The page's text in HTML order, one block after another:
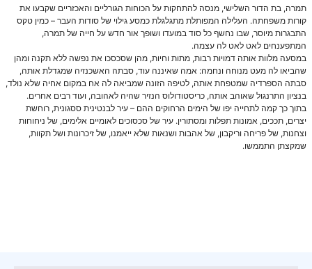
תמרה, בת הדור השלישי, מנסה להתחקות על הכוחות הגורליים והאכזריים שקבעו את
קורות משפחתה. העלילה המפותלת מתגלגלת כמסע גילוי של סודות העבר – כמין טקס
התבגרות מיוסר, שבו נחשף כל סוד במועדו ושופך אור חדש על חייה של תמרה,
המתפענחים לאט לאט לה עצמה.
במסעה מלוות אותה דמויות רבות, מתות וחיות, מהן שסכסכו את נפשה ללא תקנה ומהן
שהביאו לה מעט מנוחה ונחמה: אמה שאיננה עוד, סבתה האשכנזיה שמגדלת אותה,
סבתה הספרדיה שמטפחת אותה, לטיפה הזונה שמביאה לה אח במקום אחיה שלא נולד,
בנציון התרנגול שאוהב אותה, כריסטודולוס הנזיר שהיה לאהובה, ועוד רבים אחרים.
בתוך כך קמה לתחייה יפו של הימים הרחוקים ההם – עיר לבנטינית ססגונית, רוחשת
יצרים, תככים, אמונות תפלות ומסתורין. עיר של סכסוכים לאומיים אלימים, של ניחוחות
וצחנות, של פריחה וריקבון, של אהבות ושנאות שלא ייאמנו, של זיכרונות ושל תקוות,
שמקצתן התממשו.